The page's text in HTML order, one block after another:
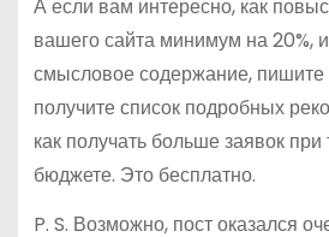
А если вам интересно, как
вашего сайта минимум на 20%,
смысловое содержание,
получите список подробных
как получать больше заявок
бюджете. Это бесплатно.
P. S. Возможно, пост оказался